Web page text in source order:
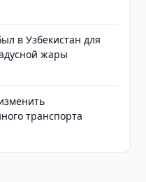
в Узбекистан для
жары
транспорта